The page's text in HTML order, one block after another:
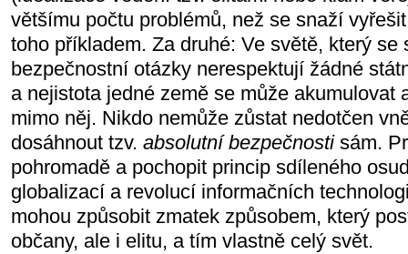
většímu počtu problémů, než se snaží
toho příkladem. Za druhé: Ve světě, který se
bezpečnostní otázky nerespektují žádné
a nejistota jedné země se může akumulovat
mimo něj. Nikdo nemůže zůstat nedotčen
dosáhnout tzv. absolutní bezpečnostisám.
pohromadě a pochopit princip sdíleného
globalizací a revolucí informačních
mohou způsobit zmatek způsobem, který
občany, ale i elitu, a tím vlastně celý svět.